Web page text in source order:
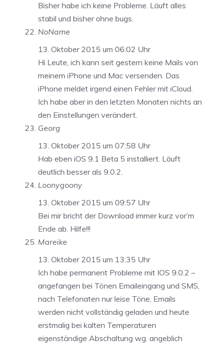
Bisher habe ich keine Probleme. Läuft alles
stabil und bisher ohne bugs.
NoName
13. Oktober 2015 um 06:02 Uhr
Hi Leute, ich kann seit gestern keine Mails von
meinem iPhone und Mac versenden. Das
iPhone meldet irgend einen Fehler mit iCloud.
Ich habe aber in den letzten Monaten nichts an
den Einstellungen verändert.
Georg
13. Oktober 2015 um 07:58 Uhr
Hab eben iOS 9.1 Beta 5 installiert. Läuft
deutlich besser als 9.0.2.
Loonygoony
13. Oktober 2015 um 09:57 Uhr
Bei mir bricht der Download immer kurz vor’m
Ende ab. Hilfe!!!
Mareike
13. Oktober 2015 um 13:35 Uhr
Ich habe permanent Probleme mit IOS 9.0.2 –
angefangen bei Tönen Emaileingang und SMS,
nach Telefonaten nur leise Töne, Emails
werden nicht vollständig geladen und heute
erstmalig bei kalten Temperaturen
eigenständige Abschaltung wg. angeblich